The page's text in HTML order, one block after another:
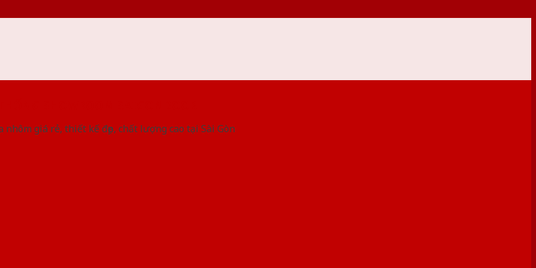
nhôm giá rẻ, thiết kế đẹp, chất lượng cao tại Sài Gòn